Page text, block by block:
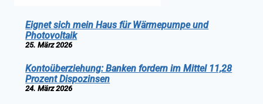
Eignet sich mein Haus für Wärmepumpe und
Photovoltaik
25. März 2026
Kontoüberziehung: Banken fordern im Mittel 11,28
Prozent Dispozinsen
24. März 2026